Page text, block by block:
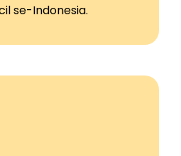
se-Indonesia.